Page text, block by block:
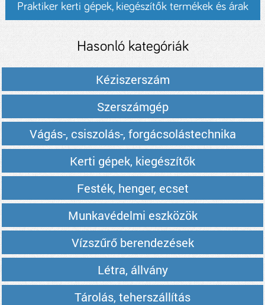
Praktiker kerti gépek, kiegészítők termékek és árak
Hasonló kategóriák
Kéziszerszám
Szerszámgép
Vágás-, csiszolás-, forgácsolástechnika
Kerti gépek, kiegészítők
Festék, henger, ecset
Munkavédelmi eszközök
Vízszűrő berendezések
Létra, állvány
Tárolás, teherszállítás